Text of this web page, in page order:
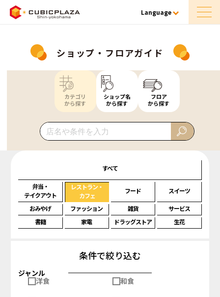
Language
ショップ・フロアガイド
カテゴリ
から探す
ショップ名
から探す
フロア
から探す
すべて
弁当・
テイクアウト
レストラン・
カフェ
フード スイーツ
おみやげ ファッション 雑貨
サービス
書籍
家電 ドラッグストア 生花
条件で絞り込む
ジャンル
洋食
和食